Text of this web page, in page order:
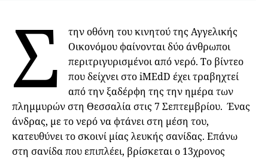
Σ
την οθόνη του κινητού της Αγγελικής
Οικονόμου φαίνονται δύο άνθρωποι
περιτριγυρισμένοι από νερό. Το βίντεο
που δείχνει στο iMEdD έχει τραβηχτεί
από την ξαδέρφη της την ημέρα των
πλημμυρών στη Θεσσαλία στις 7 Σεπτεμβρίου. Ένας
άνδρας, με το νερό να φτάνει στη μέση του,
κατευθύνει το σκοινί μίας λευκής σανίδας. Επάνω
στη σανίδα που επιπλέει, βρίσκεται ο 13χρονος